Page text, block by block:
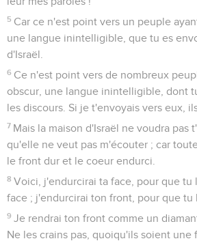
5 Car ce n'est point vers un peuple
une langue inintelligible, que tu es
d'Israël.
6 Ce n'est point vers de nombreux
obscur, une langue inintelligible, dont
les discours. Si je t'envoyais vers eux,
7 Mais la maison d'Israël ne voudra pas
qu'elle ne veut pas m'écouter ; car
le front dur et le coeur endurci.
8 Voici, j'endurcirai ta face, pour que tu
face ; j'endurcirai ton front, pour que tu
9 Je rendrai ton front comme un
Ne les crains pas, quoiqu'ils soient une